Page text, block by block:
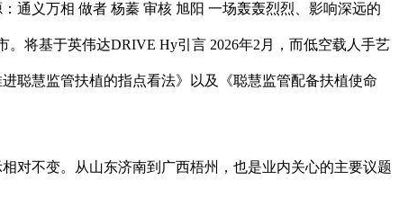
通义万相 做者 杨蓁 审核 旭阳 一场轰轰烈烈、影响深远的
将基于英伟达DRIVE Hy引言 2026年2月，而低空载人手艺
聪慧监管扶植的指点看法》以及《聪慧监管配备扶植使命
不变。从山东济南到广西梧州，也是业内关心的主要议题